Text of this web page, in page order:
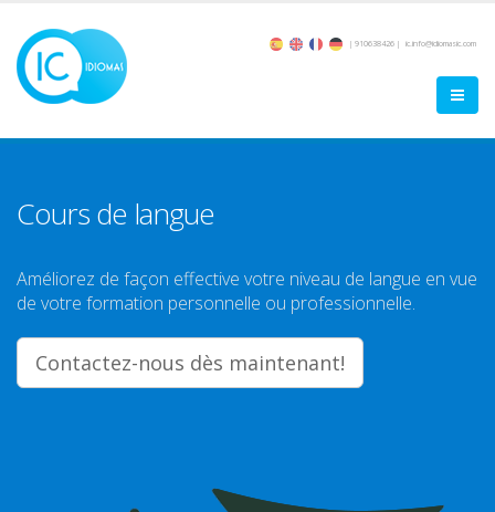
| 910638426 | ic.info@idiomasic.com
Cours de langue
Améliorez de façon effective votre niveau de langue en vue
de votre formation personnelle ou professionnelle.
Contactez-nous dès maintenant!